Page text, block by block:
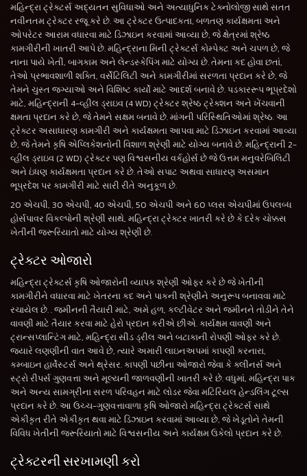
મહિન્દ્રા ટ્રેક્ટર્સ અદ્યતન સુવિધાઓ અને અત્યાધુનિક ટેક્નોલોજી સાથે સતત
નવીનતમ ટ્રેક્ટર રજૂ કરે છે. આ ટ્રેક્ટર ઉત્પાદકતા, બળતણ કાર્યક્ષમતા અને
ઓપરેટર આરામ વધારવા માટે ડિઝાઇન કરવામાં આવ્યા છે, જે ક્ષેત્રમાં શ્રેષ્ઠ
કામગીરીની ખાતરી આપે છે. મહિન્દ્રાના મિની ટ્રેક્ટર્સ કોમ્પેક્ટ અને ચપળ છે, જે
નાના પાયે ખેતી, બાગકામ અને લેન્ડસ્કેપિંગ માટે યોગ્ય છે. તેમના કદ હોવા છતાં,
તેઓ પ્રભાવશાળી શક્તિ, વર્સેટિલિટી અને કામગીરીમાં સરળતા પ્રદાન કરે છે, જે
તેમને ચુસ્ત જગ્યાઓ અને વિશિષ્ટ કાર્યો માટે આદર્શ બનાવે છે. પડકારરૂપ ભૂપ્રદેશો
માટે, મહિન્દ્રાની 4-વ્હીલ ડ્રાઇવ (4 WD) ટ્રેક્ટર શ્રેષ્ઠ ટ્રેક્શન અને ખેંચવાની
ક્ષમતા પ્રદાન કરે છે, જે તેમને સક્ષમ બનાવે છે. માંગની પરિસ્થિતિઓમાં શ્રેષ્ઠ. આ
ટ્રેક્ટર અસાધારણ કામગીરી અને કાર્યક્ષમતા આપવા માટે ડિઝાઇન કરવામાં આવ્યા
છે, જે તેમને કૃષિ એપ્લિકેશનોની વિશાળ શ્રેણી માટે યોગ્ય બનાવે છે. મહિન્દ્રાની 2-
વ્હીલ ડ્રાઇવ (2 WD) ટ્રેક્ટર પણ વિશ્વસનીય વર્કહોર્સ છે જે ઉત્તમ મનુવરેબિલિટી
અને ઇંધણ કાર્યક્ષમતા પ્રદાન કરે છે. તેઓ સપાટ અથવા સાધારણ અસમાન
ભૂપ્રદેશ પર કામગીરી માટે સારી રીતે અનુકૂળ છે.
20 એચપી, 30 એચપી, 40 એચપી, 50 એચપી અને 60 પ્લસ એચપીમાં ઉપલબ્ધ
હોર્સપાવર વિકલ્પોની શ્રેણી સાથે, મહિન્દ્રા ટ્રેક્ટર ખાતરી કરે છે કે દરેક ચોક્કસ
ખેતીની જરૂરિયાતો માટે યોગ્ય શ્રેણી છે.
ટ્રેક્ટર ઓજારો
મહિન્દ્રા ટ્રેક્ટર્સ કૃષિ ઓજારોની વ્યાપક શ્રેણી ઓફર કરે છે જે ખેતીની
કામગીરીને વધારવા માટે ખેતરના કદ અને પાકની શ્રેણીને અનુરૂપ બનાવવા માટે
રચાયેલ છે. . જમીનની તૈયારી માટે, અમે હળ, કલ્ટીવેટર અને જમીનને તોડીને તેને
વાવણી માટે તૈયાર કરવા માટે હેરો પ્રદાન કરીએ છીએ. કાર્યક્ષમ વાવણી અને
ટ્રાન્સપ્લાન્ટિંગ માટે, મહિન્દ્રા સીડ ડ્રીલ અને બટાકાની રોપણી ઓફર કરે છે.
જ્યારે લણણીની વાત આવે છે, ત્યારે અમારી લાઇનઅપમાં કાપણી કરનારા,
કમ્બાઇન હાર્વેસ્ટર્સ અને થ્રેસર. કાપણી પછીના ઓજારો જેવા કે ક્લીનર્સ અને
સ્ટ્રો રીપર્સ ગુણવત્તા અને મૂલ્યની જાળવણીની ખાતરી કરે છે. વધુમાં, મહિન્દ્રા પાક
અને અન્ય સામગ્રીના સરળ પરિવહન માટે લોડર જેવા મટિરિયલ હેન્ડલિંગ ટૂલ્સ
પ્રદાન કરે છે. આ ઉચ્ચ-ગુણવત્તાવાળા કૃષિ ઓજારો મહિન્દ્રા ટ્રેક્ટર્સ સાથે
એકીકૃત રીતે એકીકૃત થવા માટે ડિઝાઇન કરવામાં આવ્યા છે, જે ખેડૂતોને તેમની
વિવિધ ખેતીની જરૂરિયાતો માટે વિશ્વસનીય અને કાર્યક્ષમ ઉકેલો પ્રદાન કરે છે.
ટ્રેક્ટરની સરખામણી કરો